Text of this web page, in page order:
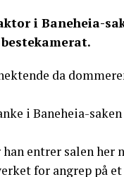
i Baneheia-
da
i Baneheia-
entrer salen her
for angrep på